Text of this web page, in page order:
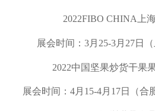
2022FIBO CHINA 上
展会时间： 3月 25-3月 27日（
2022中国坚果炒货干果
展会时间： 4月 15-4月 17日（合